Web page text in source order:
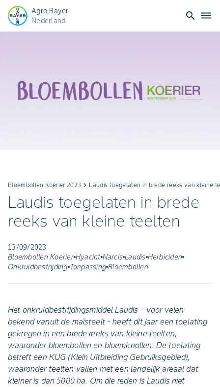
Agro Bayer
Nederland
search dehaze
Bloembollen Koerier 2023 keyboard_arrow_right Laudis toegelaten in brede reeks van kleine
Laudis toegelaten in brede
reeks van kleine teelten
13/09/2023
Bloembollen Koerier Hyacint Narcis Laudis Herbiciden
Onkruidbestrijding Toepassing Bloembollen
Het onkruidbestrijdingsmiddel Laudis – voor velen
bekend vanuit de maïsteelt - heeft dit jaar een toelating
gekregen in een brede reeks van kleine teelten,
waaronder bloembollen en bloemknollen. De toelating
betreft een KUG (Klein Uitbreiding Gebruiksgebied),
waaronder teelten vallen met een landelijk areaal dat
kleiner is dan 5000 ha. Om die reden is Laudis niet